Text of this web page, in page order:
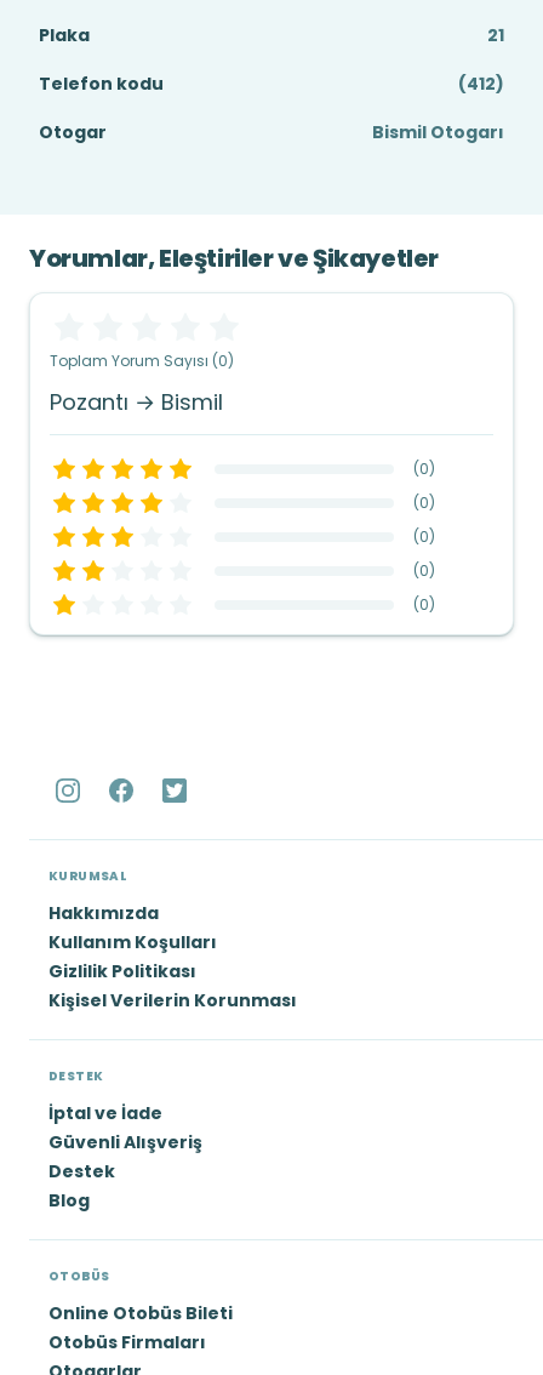
Plaka
21
Telefon kodu
(412)
Otogar
Bismil Otogarı
Yorumlar, Eleştiriler ve Şikayetler
Toplam Yorum Sayısı (0)
Pozantı → Bismil
(0)
(0)
(0)
(0)
(0)
KURUMSAL
Hakkımızda
Kullanım Koşulları
Gizlilik Politikası
Kişisel Verilerin Korunması
DESTEK
İptal ve İade
Güvenli Alışveriş
Destek
Blog
OTOBÜS
Online Otobüs Bileti
Otobüs Firmaları